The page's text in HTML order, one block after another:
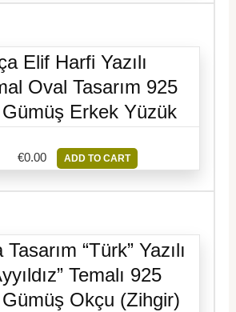
Elif Harfi Yazılı
Oval Tasarım 925
Erkek Yüzük
€0.00 ADD TO CART
“Türk” Yazılı
Temalı 925
Okçu (Zihgir)